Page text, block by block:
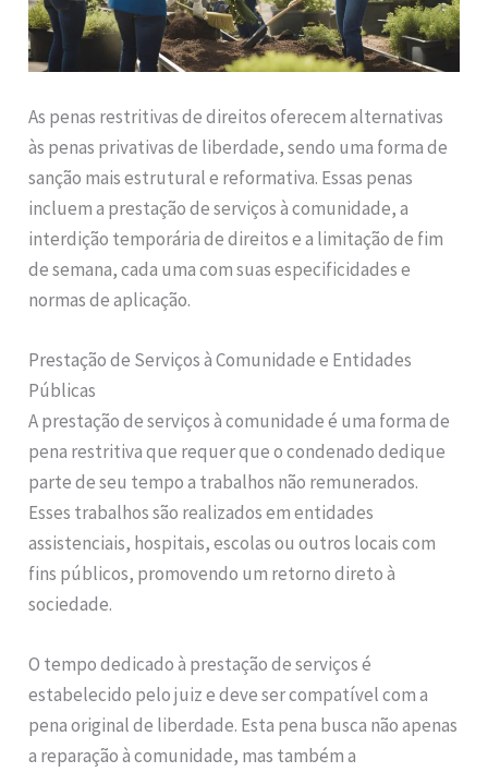
As penas restritivas de direitos oferecem alternativas
às penas privativas de liberdade, sendo uma forma de
sanção mais estrutural e reformativa. Essas penas
incluem a prestação de serviços à comunidade, a
interdição temporária de direitos e a limitação de fim
de semana, cada uma com suas especificidades e
normas de aplicação.
Prestação de Serviços à Comunidade e Entidades
Públicas
A prestação de serviços à comunidade é uma forma de
pena restritiva que requer que o condenado dedique
parte de seu tempo a trabalhos não remunerados.
Esses trabalhos são realizados em entidades
assistenciais, hospitais, escolas ou outros locais com
fins públicos, promovendo um retorno direto à
sociedade.
O tempo dedicado à prestação de serviços é
estabelecido pelo juiz e deve ser compatível com a
pena original de liberdade. Esta pena busca não apenas
a reparação à comunidade, mas também a